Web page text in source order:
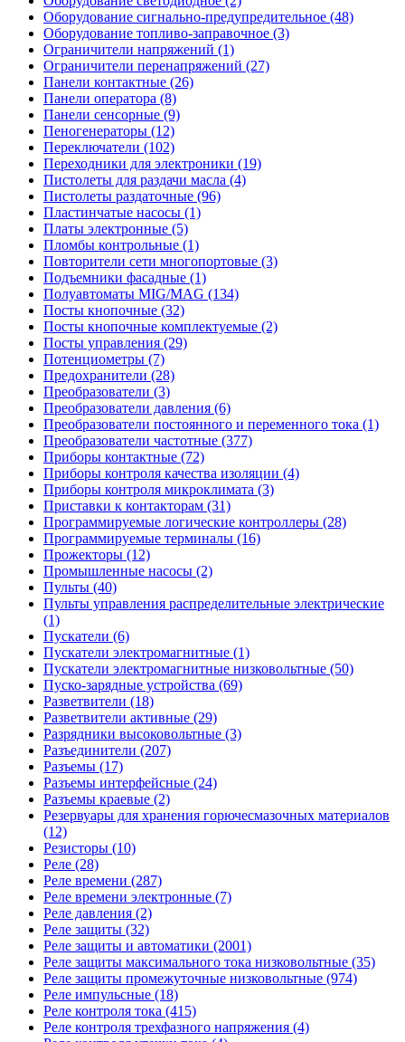
Оборудование сигнально-предупредительное (48)
Оборудование топливо-заправочное (3)
Ограничители напряжений (1)
Ограничители перенапряжений (27)
Панели контактные (26)
Панели оператора (8)
Панели сенсорные (9)
Пеногенераторы (12)
Переключатели (102)
Переходники для электроники (19)
Пистолеты для раздачи масла (4)
Пистолеты раздаточные (96)
Пластинчатые насосы (1)
Платы электронные (5)
Пломбы контрольные (1)
Повторители сети многопортовые (3)
Подъемники фасадные (1)
Полуавтоматы MIG/MAG (134)
Посты кнопочные (32)
Посты кнопочные комплектуемые (2)
Посты управления (29)
Потенциометры (7)
Предохранители (28)
Преобразователи (3)
Преобразователи давления (6)
Преобразователи постоянного и переменного тока (1)
Преобразователи частотные (377)
Приборы контактные (72)
Приборы контроля качества изоляции (4)
Приборы контроля микроклимата (3)
Приставки к контакторам (31)
Программируемые логические контроллеры (28)
Программируемые терминалы (16)
Прожекторы (12)
Промышленные насосы (2)
Пульты (40)
Пульты управления распределительные электрические
(1)
Пускатели (6)
Пускатели электромагнитные (1)
Пускатели электромагнитные низковольтные (50)
Пуско-зарядные устройства (69)
Разветвители (18)
Разветвители активные (29)
Разрядники высоковольтные (3)
Разъединители (207)
Разъемы (17)
Разъемы интерфейсные (24)
Разъемы краевые (2)
Резервуары для хранения горючесмазочных материалов
(12)
Резисторы (10)
Реле (28)
Реле времени (287)
Реле времени электронные (7)
Реле давления (2)
Реле защиты (32)
Реле защиты и автоматики (2001)
Реле защиты максимального тока низковольтные (35)
Реле защиты промежуточные низковольтные (974)
Реле импульсные (18)
Реле контроля тока (415)
Реле контроля трехфазного напряжения (4)